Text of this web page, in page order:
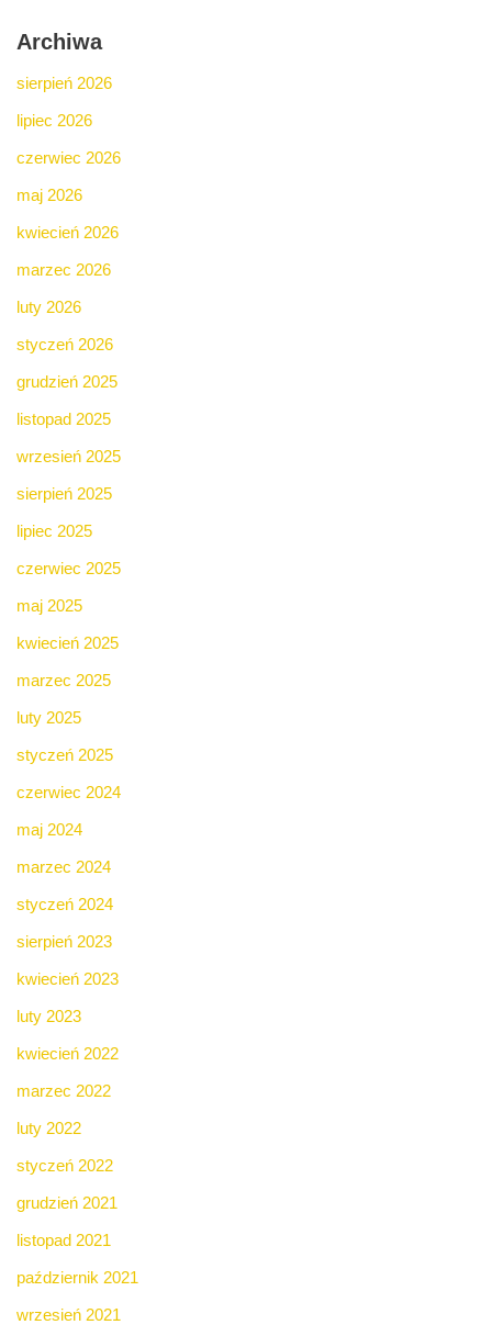
Archiwa
sierpień 2026
lipiec 2026
czerwiec 2026
maj 2026
kwiecień 2026
marzec 2026
luty 2026
styczeń 2026
grudzień 2025
listopad 2025
wrzesień 2025
sierpień 2025
lipiec 2025
czerwiec 2025
maj 2025
kwiecień 2025
marzec 2025
luty 2025
styczeń 2025
czerwiec 2024
maj 2024
marzec 2024
styczeń 2024
sierpień 2023
kwiecień 2023
luty 2023
kwiecień 2022
marzec 2022
luty 2022
styczeń 2022
grudzień 2021
listopad 2021
październik 2021
wrzesień 2021